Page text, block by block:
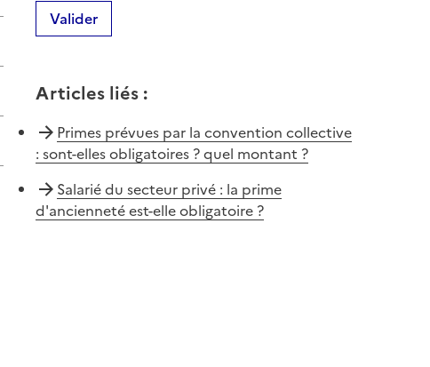
Valider
Articles liés :
Primes prévues par la convention collective
: sont-elles obligatoires ? quel montant ?
Salarié du secteur privé : la prime
d'ancienneté est-elle obligatoire ?